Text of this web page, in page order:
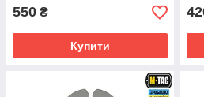
550 ₴
Купити